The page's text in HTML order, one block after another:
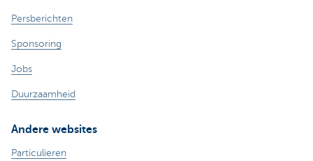
Persberichten
Sponsoring
Jobs
Duurzaamheid
Andere websites
Particulieren